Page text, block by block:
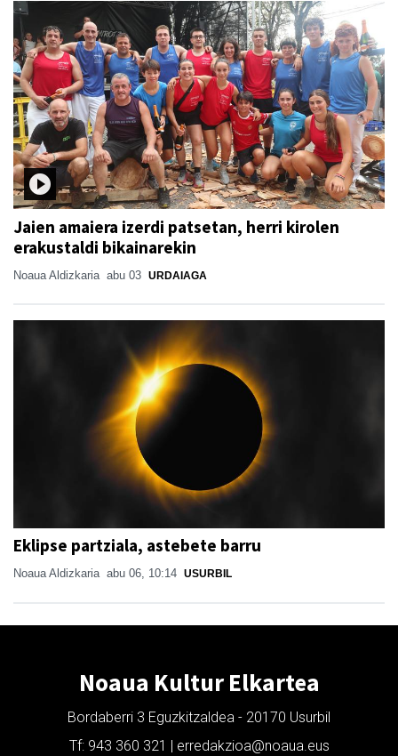
Jaien amaiera izerdi patsetan, herri kirolen
erakustaldi bikainarekin
Noaua Aldizkaria abu 03 URDAIAGA
Eklipse partziala, astebete barru
Noaua Aldizkaria abu 06, 10:14 USURBIL
Noaua Kultur Elkartea
Bordaberri 3 Eguzkitzaldea - 20170 Usurbil
Tf: 943 360 321 | erredakzioa@noaua.eus